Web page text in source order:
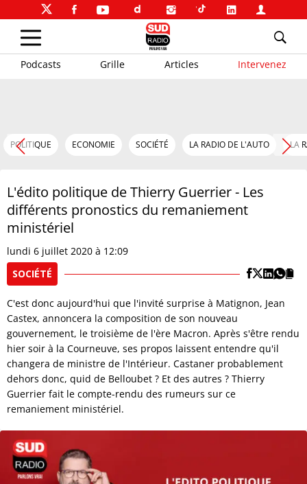
Podcasts Grille Articles Intervenez
POLITIQUE ECONOMIE SOCIÉTÉ LA RADIO DE L'AUTO LA
L'édito politique de Thierry Guerrier - Les
différents pronostics du remaniement
ministériel
lundi 6 juillet 2020 à 12:09
SOCIÉTÉ
C'est donc aujourd'hui que l'invité surprise à Matignon, Jean
Castex, annoncera la composition de son nouveau
gouvernement, le troisième de l'ère Macron. Après s'être rendu
hier soir à la Courneuve, ses propos laissent entendre qu'il
changera de ministre de l'Intérieur. Castaner probablement
dehors donc, quid de Belloubet ? Et des autres ? Thierry
Guerrier fait le compte-rendu des rumeurs sur ce
remaniement ministériel.